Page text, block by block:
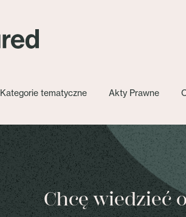
Kategorie tematyczne Akty Prawne
Chcę wiedzieć